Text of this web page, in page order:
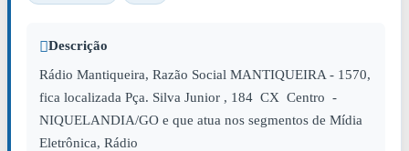
Descrição
Rádio Mantiqueira, Razão Social MANTIQUEIRA - 1570,
fica localizada Pça. Silva Junior , 184 CX Centro -
NIQUELANDIA/GO e que atua nos segmentos de Mídia
Eletrônica, Rádio